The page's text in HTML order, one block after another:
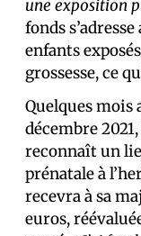
une exposition
fonds
enfants
grossesse, ce
Quelques mois
décembre
reconnaît un
prénatale à
recevra à sa
euros,